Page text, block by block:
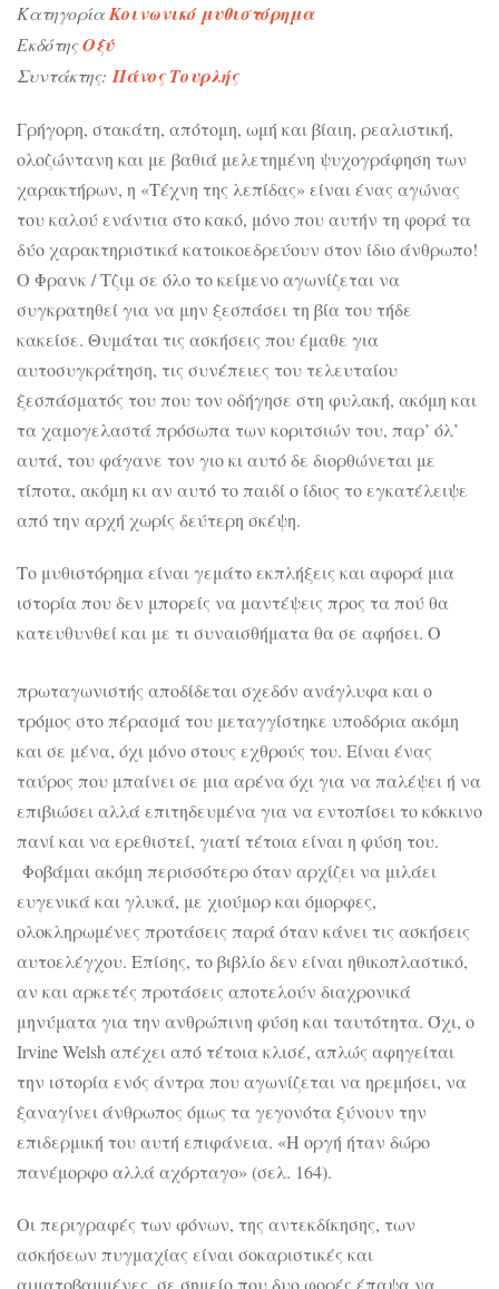
ΚατηγορίαΚοινωνικό μυθιστόρημα
ΕκδότηςΟξύ
Συντάκτης: Πάνος Τουρλής
Γρήγορη, στακάτη, απότομη, ωμή και βίαιη, ρεαλιστική,
ολοζώντανη και με βαθιά μελετημένη ψυχογράφηση των
χαρακτήρων, η «Τέχνη της λεπίδας» είναι ένας αγώνας
του καλού ενάντια στο κακό, μόνο που αυτήν τη φορά τα
δύο χαρακτηριστικά κατοικοεδρεύουν στον ίδιο άνθρωπο!
Ο Φρανκ / Τζιμ σε όλο το κείμενο αγωνίζεται να
συγκρατηθεί για να μην ξεσπάσει τη βία του τήδε
κακείσε. Θυμάται τις ασκήσεις που έμαθε για
αυτοσυγκράτηση, τις συνέπειες του τελευταίου
ξεσπάσματός του που τον οδήγησε στη φυλακή, ακόμη και
τα χαμογελαστά πρόσωπα των κοριτσιών του, παρ’ όλ’
αυτά, του φάγανε τον γιο κι αυτό δε διορθώνεται με
τίποτα, ακόμη κι αν αυτό το παιδί ο ίδιος το εγκατέλειψε
από την αρχή χωρίς δεύτερη σκέψη.
Το μυθιστόρημα είναι γεμάτο εκπλήξεις και αφορά μια
ιστορία που δεν μπορείς να μαντέψεις προς τα πού θα
κατευθυνθεί και με τι συναισθήματα θα σε αφήσει. Ο
πρωταγωνιστής αποδίδεται σχεδόν ανάγλυφα και ο
τρόμος στο πέρασμά του μεταγγίστηκε υποδόρια ακόμη
και σε μένα, όχι μόνο στους εχθρούς του. Είναι ένας
ταύρος που μπαίνει σε μια αρένα όχι για να παλέψει ή να
επιβιώσει αλλά επιτηδευμένα για να εντοπίσει το κόκκινο
πανί και να ερεθιστεί, γιατί τέτοια είναι η φύση του.
Φοβάμαι ακόμη περισσότερο όταν αρχίζει να μιλάει
ευγενικά και γλυκά, με χιούμορ και όμορφες,
ολοκληρωμένες προτάσεις παρά όταν κάνει τις ασκήσεις
αυτοελέγχου. Επίσης, το βιβλίο δεν είναι ηθικοπλαστικό,
αν και αρκετές προτάσεις αποτελούν διαχρονικά
μηνύματα για την ανθρώπινη φύση και ταυτότητα. Όχι, ο
Irvine Welsh απέχει από τέτοια κλισέ, απλώς αφηγείται
την ιστορία ενός άντρα που αγωνίζεται να ηρεμήσει, να
ξαναγίνει άνθρωπος όμως τα γεγονότα ξύνουν την
επιδερμική του αυτή επιφάνεια. «Η οργή ήταν δώρο
πανέμορφο αλλά αχόρταγο» (σελ. 164).
Οι περιγραφές των φόνων, της αντεκδίκησης, των
ασκήσεων πυγμαχίας είναι σοκαριστικές και
αιματοβαμμένες, σε σημείο που δυο φορές έπαψα να